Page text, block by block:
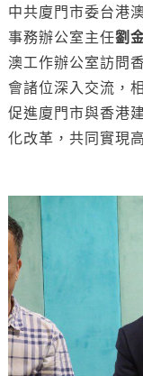
中共廈門市委台港
事務辦公室主任劉
澳工作辦公室訪問
會諸位深入交流，
促進廈門市與香港
化改革，共同實現